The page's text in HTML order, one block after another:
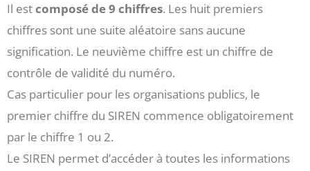
Il estcomposé de 9 chiffres. Les huit premiers
chiffres sont une suite aléatoire sans aucune
signification. Le neuvième chiffre est un chiffre de
contrôle de validité du numéro.
Cas particulier pour les organisations publics, le
premier chiffre du SIREN commence obligatoirement
par le chiffre 1 ou 2.
Le SIREN permet d’accéder à toutes les informations